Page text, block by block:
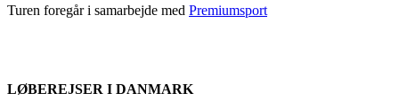
Turen foregår i samarbejde med Premiumsport
LØBEREJSER I DANMARK